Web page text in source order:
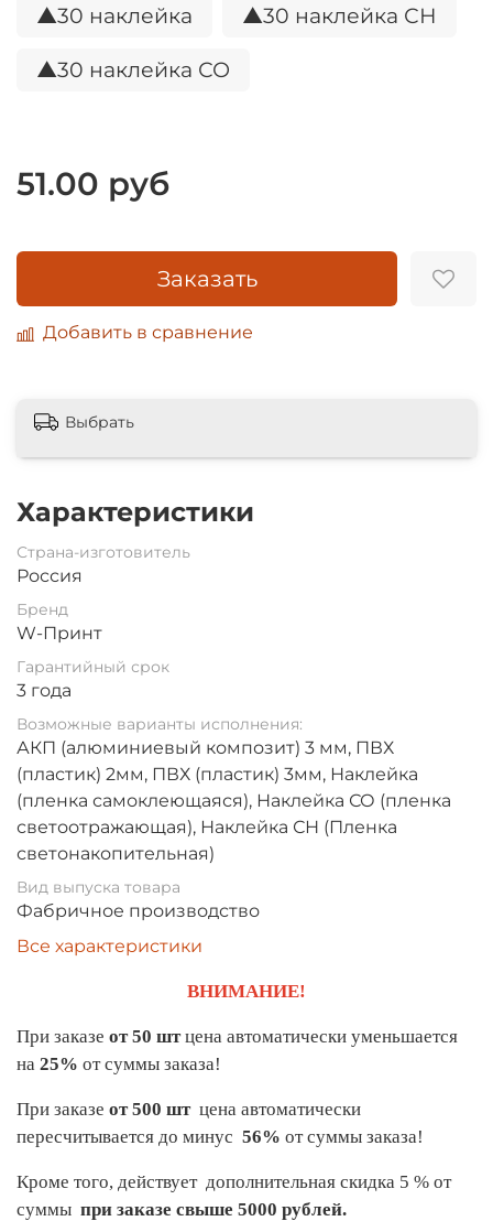
▲30 наклейка ▲30 наклейка СН
▲30 наклейка СО
51.00 руб
Заказать
Добавить в сравнение
Выбрать
Характеристики
Страна-изготовитель
Россия
Бренд
W-Принт
Гарантийный срок
3 года
Возможные варианты исполнения:
АКП (алюминиевый композит) 3 мм, ПВХ
(пластик) 2мм, ПВХ (пластик) 3мм, Наклейка
(пленка самоклеющаяся), Наклейка СО (пленка
светоотражающая), Наклейка СН (Пленка
светонакопительная)
Вид выпуска товара
Фабричное производство
Все характеристики
ВНИМАНИЕ!
При заказе от 50 штцена автоматически уменьшается
на 25% от суммы заказа!
При заказе от 500 штцена автоматически
пересчитывается до минус 56% от суммы заказа!
Кроме того, действует дополнительная скидка 5 % от
суммы при заказе свыше 5000 рублей.